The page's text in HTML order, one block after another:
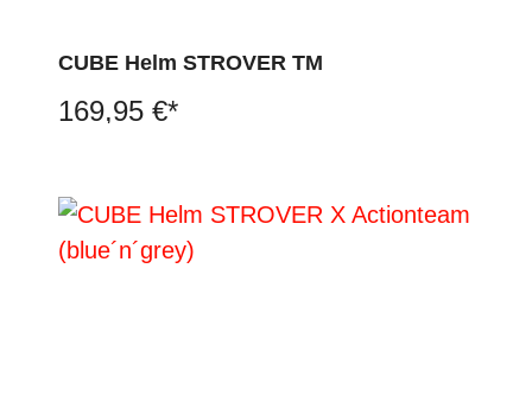
CUBE Helm STROVER TM
169,95 €*